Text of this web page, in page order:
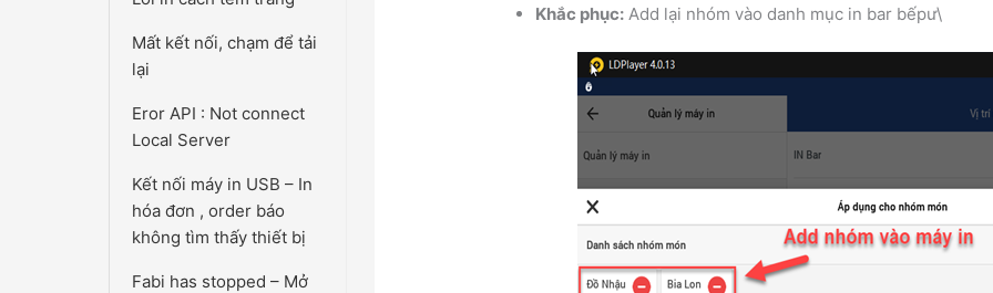
Mất kết nối, chạm để tải
lại
Eror API : Not connect
Local Server
Kết nối máy in USB – In
hóa đơn , order báo
không tìm thấy thiết bị
Fabi has stopped – Mở
Khắc phục: Add lại nhóm vào danh mục in bar bếpư\